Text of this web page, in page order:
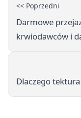
<< Poprzedni
Darmowe
krwiodawców i
Dlaczego